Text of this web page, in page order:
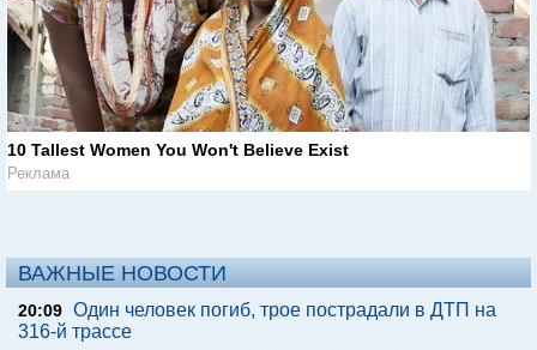
10 Tallest Women You Won't Believe Exist
Реклама
ВАЖНЫЕ НОВОСТИ
20:09 Один человек погиб, трое пострадали в ДТП на
316-й трассе